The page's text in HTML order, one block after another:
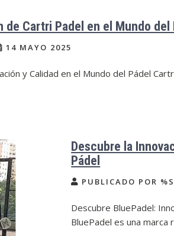
de Cartri Padel en el Mundo del
14 MAYO 2025
y Calidad en el Mundo del Pádel
Descubre la
Pádel
PUBLICADO POR %S
Descubre BluePadel:
BluePadel es una marca